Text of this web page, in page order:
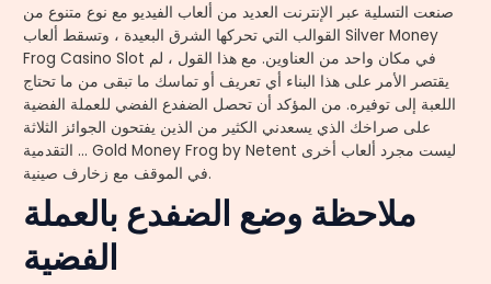
صنعت التسلية عبر الإنترنت العديد من ألعاب الفيديو مع نوع متنوع من
القوالب التي تحركها الشرق البعيدة ، وتسقط ألعاب Silver Money
Frog Casino Slot في مكان واحد من العناوين. مع هذا القول ، لم
يقتصر الأمر على هذا البناء أي تعريف أو تماسك ما تبقى من ما تحتاج
اللعبة إلى توفيره. من المؤكد أن تحصل الضفدع الفضي للعملة الفضية
على صراخك الذي يسعدني الكثير من الذين يفتحون الجوائز الثلاثة
التقدمية … Gold Money Frog by Netent ليست مجرد ألعاب أخرى
في الموقف مع زخارف صينية.
ملاحظة وضع الضفدع بالعملة
الفضية